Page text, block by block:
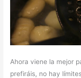
Ahora viene la mejor
prefiráis, no hay